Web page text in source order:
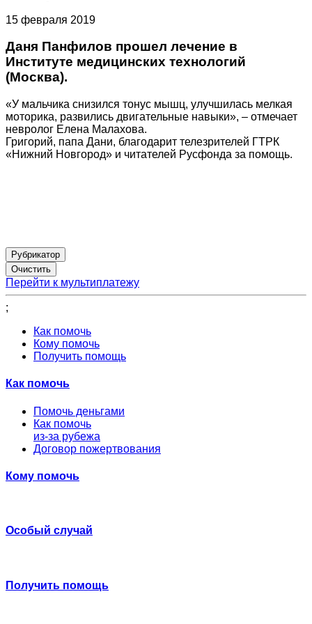
15 февраля 2019
Даня Панфилов прошел лечение в
Институте медицинских технологий
(Москва).
«У мальчика снизился тонус мышц, улучшилась мелкая
моторика, развились двигательные навыки», – отмечает
невролог Елена Малахова.
Григорий, папа Дани, благодарит телезрителей ГТРК
«Нижний Новгород» и читателей Русфонда за помощь.
Рубрикатор
Перейти к мультиплатежу
;
Как помочь
Кому помочь
Получить помощь
Как помочь
Помочь деньгами
Как помочь
из-за рубежа
Договор пожертвования
Кому помочь
Особый случай
Получить помощь